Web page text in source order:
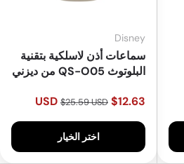
Disney
سماعات أذن لاسلكية بتقنية
البلوتوث QS-O05 من ديزني
$12.63 USD
$25.59 USD
اختر الخيار